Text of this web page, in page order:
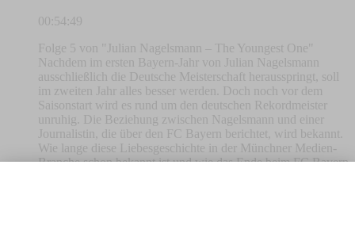
00:54:49
Folge 5 von "Julian Nagelsmann – The Youngest One"
Nachdem im ersten Bayern-Jahr von Julian Nagelsmann
ausschließlich die Deutsche Meisterschaft herausspringt, soll
im zweiten Jahr alles besser werden. Doch noch vor dem
Saisonstart wird es rund um den deutschen Rekordmeister
unruhig. Die Beziehung zwischen Nagelsmann und einer
Journalistin, die über den FC Bayern berichtet, wird bekannt.
Wie lange diese Liebesgeschichte in der Münchner Medien-
Branche schon bekannt ist und wie das Ende beim FC Bayern